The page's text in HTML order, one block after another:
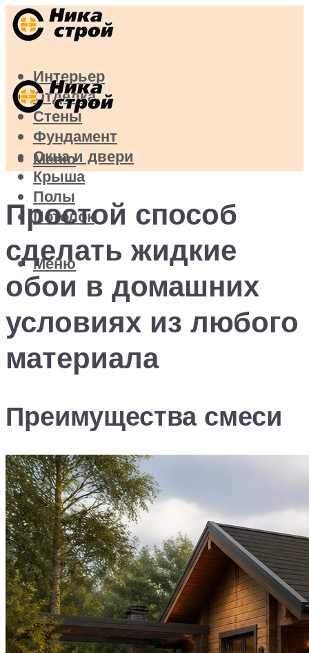
Интерьер
Отделка
Стены
Фундамент
Окна и двери
Крыша
Полы
Потолок
Меню
Меню
Простой способ
сделать жидкие
обои в домашних
условиях из любого
материала
Преимущества смеси